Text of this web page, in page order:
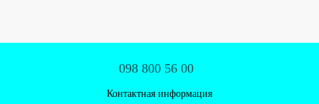
098 800 56 00
Контактная информация